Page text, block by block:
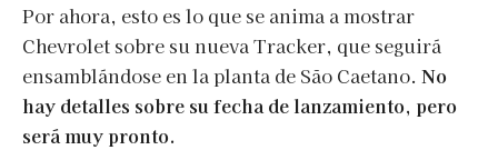
Por ahora, esto es lo que se anima a mostrar
Chevrolet sobre su nueva Tracker, que seguirá
ensamblándose en la planta de São Caetano. No
hay detalles sobre su fecha de lanzamiento, pero
será muy pronto.